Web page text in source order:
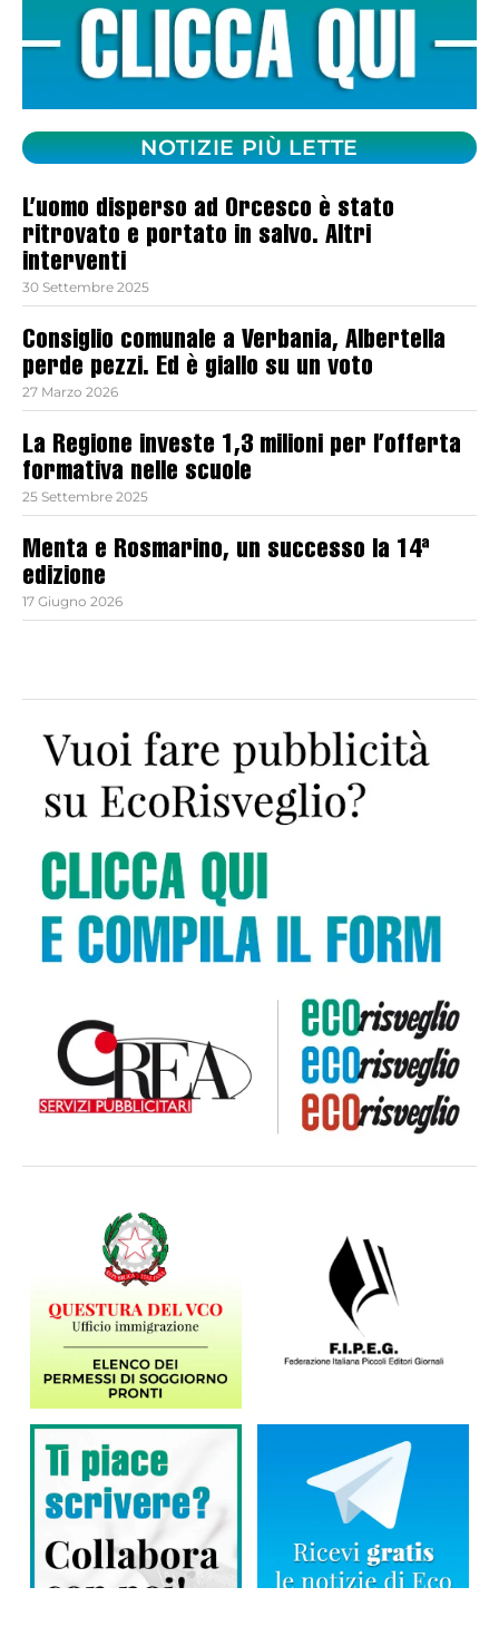
NOTIZIE PIÙ LETTE
L’uomo disperso ad Orcesco è stato
ritrovato e portato in salvo. Altri
interventi
30 Settembre 2025
Consiglio comunale a Verbania, Albertella
perde pezzi. Ed è giallo su un voto
27 Marzo 2026
La Regione investe 1,3 milioni per l’offerta
formativa nelle scuole
25 Settembre 2025
Menta e Rosmarino, un successo la 14ª
edizione
17 Giugno 2026